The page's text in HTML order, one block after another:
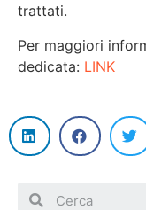
trattati.
Per maggiori
dedicata: LINK